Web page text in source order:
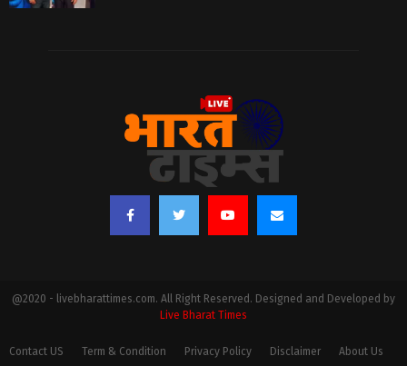
@2020 - livebharattimes.com. All Right Reserved. Designed and Developed by
Live Bharat Times
Contact US Term & Condition Privacy Policy Disclaimer About Us